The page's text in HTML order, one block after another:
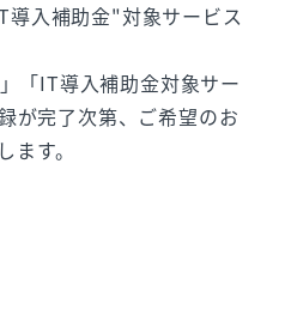
入補助金"対象サービス
「IT導入補助金対象サー
が完了次第、ご希望のお
す。